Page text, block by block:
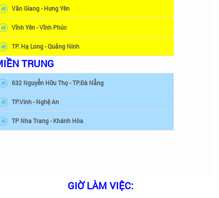
Văn Giang - Hưng Yên
Vĩnh Yên - Vĩnh Phúc
TP. Hạ Long - Quảng Ninh
TRUNG
632 Nguyễn Hữu Thọ - TP.Đà Nẵng
TP.Vinh - Nghệ An
TP Nha Trang - Khánh Hòa
GIỜ LÀM VIỆC: